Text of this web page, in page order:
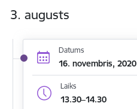
3. augusts
Datums
16. novembris, 2020
Laiks
13.30–14.30